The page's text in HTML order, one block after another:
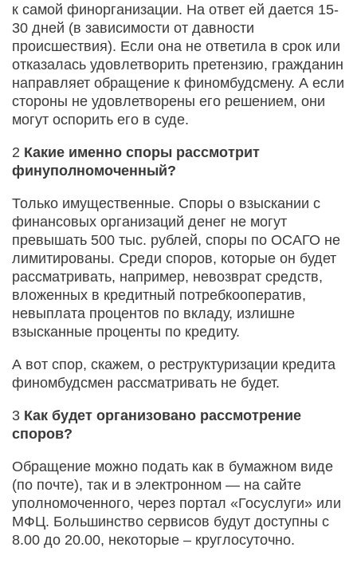
к самой финорганизации. На ответ ей дается 15-
30 дней (в зависимости от давности
происшествия). Если она не ответила в срок или
отказалась удовлетворить претензию, гражданин
направляет обращение к финомбудсмену. А если
стороны не удовлетворены его решением, они
могут оспорить его в суде.
2 Какие именно споры рассмотрит
финуполномоченный?
Только имущественные. Споры о взыскании с
финансовых организаций денег не могут
превышать 500 тыс. рублей, споры по ОСАГО не
лимитированы. Среди споров, которые он будет
рассматривать, например, невозврат средств,
вложенных в кредитный потребкооператив,
невыплата процентов по вкладу, излишне
взысканные проценты по кредиту.
А вот спор, скажем, о реструктуризации кредита
финомбудсмен рассматривать не будет.
3 Как будет организовано рассмотрение
споров?
Обращение можно подать как в бумажном виде
(по почте), так и в электронном — на сайте
уполномоченного, через портал «Госуслуги» или
МФЦ. Большинство сервисов будут доступны с
8.00 до 20.00, некоторые – круглосуточно.